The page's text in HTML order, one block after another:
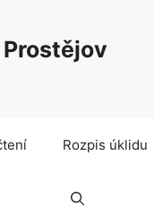
Rozpis úklidu